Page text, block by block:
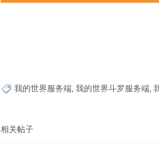
我的世界服务端, 我的世界斗罗服务端,
相关帖子